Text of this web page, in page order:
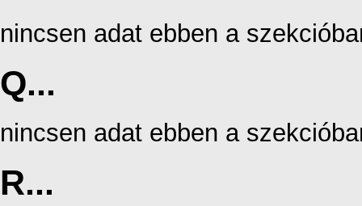
nincsen adat ebben a
Q...
nincsen adat ebben a
R...